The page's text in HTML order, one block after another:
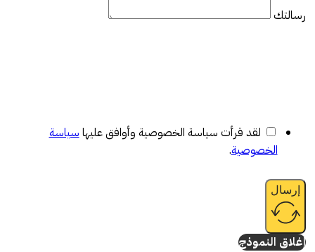
رسالتك
لقد قرأت سياسة الخصوصية وأوافق عليها سياسة
الخصوصية.
إرسال
إغلاق النموذج